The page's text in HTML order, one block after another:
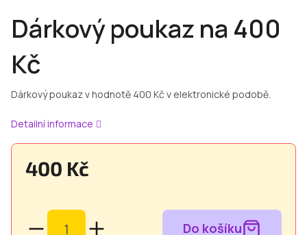
Dárkový poukaz na 400
Kč
Dárkový poukaz v hodnotě 400 Kč v elektronické podobě.
Detailní informace
400 Kč
je
0,0
z